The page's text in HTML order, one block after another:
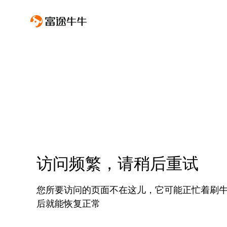
访问频繁，请稍后重试
您所要访问的页面不在这儿，它可能正忙着刷
后就能恢复正常